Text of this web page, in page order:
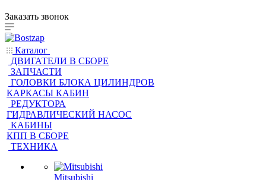
Заказать звонок
Каталог
ДВИГАТЕЛИ В СБОРЕ
ЗАПЧАСТИ
ГОЛОВКИ БЛОКА ЦИЛИНДРОВ
КАРКАСЫ КАБИН
РЕДУКТОРА
ГИДРАВЛИЧЕСКИЙ НАСОС
КАБИНЫ
КПП В СБОРЕ
ТЕХНИКА
Mitsubishi